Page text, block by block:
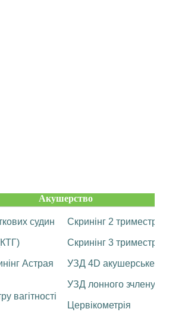
Акушерство
судин
Астрая
вагітності
Скринінг 2 триместру
Скринінг 3 триместру
УЗД 4D акушерське
УЗД лонного зчленування
Цервікометрія